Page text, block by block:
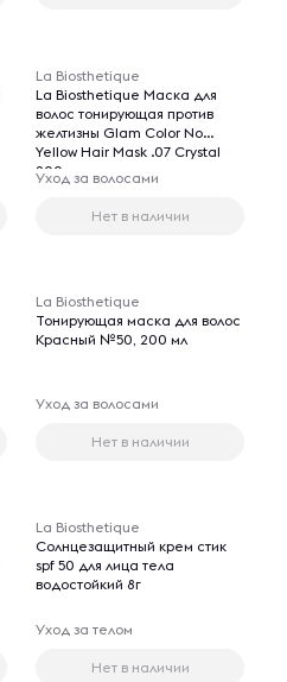
La Biosthetique
La Biosthetique Маска для
волос тонирующая против
желтизны Glam Color No
Yellow Hair Mask .07 Crystal
200 мл
Уход за волосами
Нет в наличии
La Biosthetique
Тонирующая маска для волос
Красный №50, 200 мл
Уход за волосами
Нет в наличии
La Biosthetique
Солнцезащитный крем стик
spf 50 для лица тела
водостойкий 8г
Уход за телом
Нет в наличии